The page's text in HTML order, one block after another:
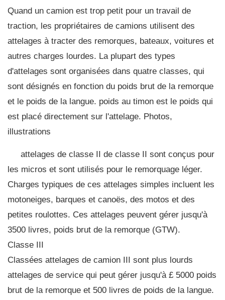
Quand un camion est trop petit pour un travail de
traction, les propriétaires de camions utilisent des
attelages à tracter des remorques, bateaux, voitures et
autres charges lourdes. La plupart des types
d'attelages sont organisées dans quatre classes, qui
sont désignés en fonction du poids brut de la remorque
et le poids de la langue. poids au timon est le poids qui
est placé directement sur l'attelage. Photos,
illustrations
attelages de classe II de classe II sont conçus pour
les micros et sont utilisés pour le remorquage léger.
Charges typiques de ces attelages simples incluent les
motoneiges, barques et canoës, des motos et des
petites roulottes. Ces attelages peuvent gérer jusqu'à
3500 livres, poids brut de la remorque (GTW).
Classe III
Classées attelages de camion III sont plus lourds
attelages de service qui peut gérer jusqu'à £ 5000 poids
brut de la remorque et 500 livres de poids de la langue.